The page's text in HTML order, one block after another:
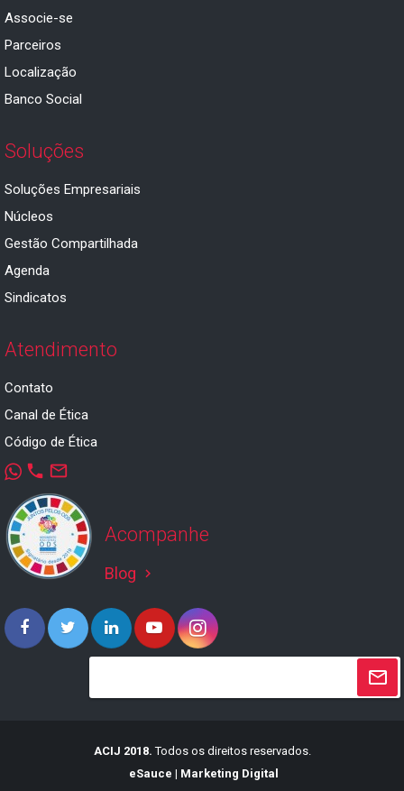
Associe-se
Parceiros
Localização
Banco Social
Soluções
Soluções Empresariais
Núcleos
Gestão Compartilhada
Agenda
Sindicatos
Atendimento
Contato
Canal de Ética
Código de Ética
phone mail_outline
Acompanhe
Blog keyboard_arrow_right
ACIJ 2018. Todos os direitos reservados.
eSauce | Marketing Digital